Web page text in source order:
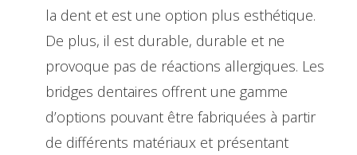
la dent et est une option plus esthétique.
De plus, il est durable, durable et ne
provoque pas de réactions allergiques. Les
bridges dentaires offrent une gamme
d’options pouvant être fabriquées à partir
de différents matériaux et présentant